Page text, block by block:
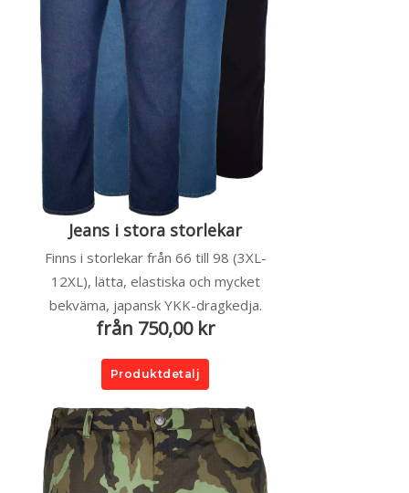
Jeans i stora storlekar
Finns i storlekar från 66 till 98 (3XL-
12XL), lätta, elastiska och mycket
bekväma, japansk YKK-dragkedja.
från 750,00 kr
Produktdetalj